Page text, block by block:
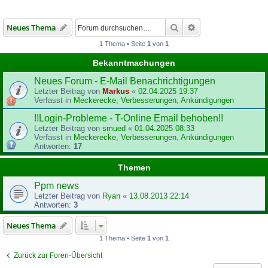
Neues Thema Suche
1 Thema • Seite 1 von 1
Bekanntmachungen
Neues Forum - E-Mail Benachrichtigungen
Letzter Beitrag von Markus « 02.04.2025 19:37
Verfasst in Meckerecke, Verbesserungen, Ankündigungen
!!Login-Probleme - T-Online Email behoben!!
Letzter Beitrag von smued « 01.04.2025 08:33
Verfasst in Meckerecke, Verbesserungen, Ankündigungen
Antworten: 17
Themen
Ppm news
Letzter Beitrag von Ryan « 13.08.2013 22:14
Antworten: 3
Neues Thema
1 Thema • Seite 1 von 1
Zurück zur Foren-Übersicht